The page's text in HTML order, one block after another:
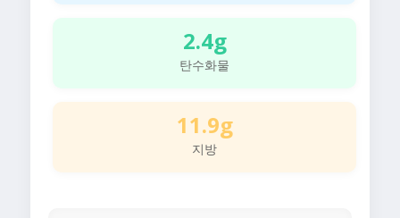
2.4g
탄수화물
11.9g
지방